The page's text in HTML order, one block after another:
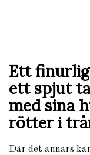
Ett
ett spjut
med sina
rötter i
Där det annars